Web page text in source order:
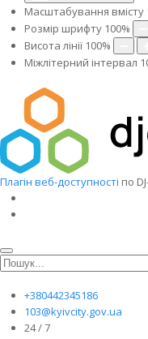
Масштабування вмісту
Розмір шрифту 100%
Висота лінії 100%
Міжлітерний інтервал
Плагін веб-доступності по
+380442345186
103@kyivcity.gov.ua
24 / 7